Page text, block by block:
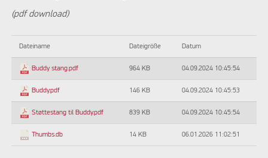
(pdf download)
Dateiname Dateigröße Datum
Buddy stang.pdf 964 KB 04.09.2024 10:45:54
Buddy.pdf 146 KB 04.09.2024 10:45:53
Støttestang til Buddy.pdf 839 KB 04.09.2024 10:45:54
Thumbs.db 14 KB 06.01.2026 11:02:51